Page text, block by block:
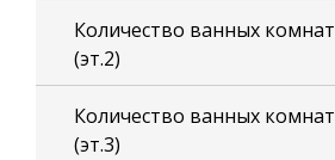
Количество ванных комнат
(эт.2)
Количество ванных комнат
(эт.3)